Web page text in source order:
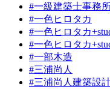
#一級建築士事務
#一色ヒロタカ
#一色ヒロタカ
#一色ヒロタカ
#一部木造
#三浦尚人
#三浦尚人建築設